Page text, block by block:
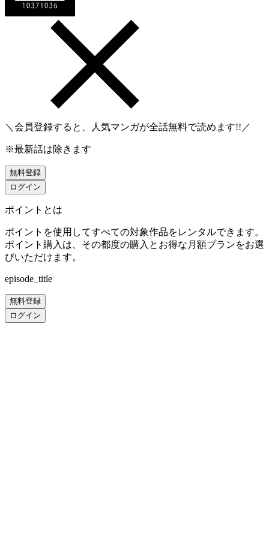
＼会員登録すると、人気マンガが全話無料で読めます!!／
※最新話は除きます
無料登録
ログイン
ポイントとは
ポイントを使用してすべての対象作品をレンタルできます。
ポイント購入は、その都度の購入とお得な月額プランをお選
びいただけます。
episode_title
無料登録
ログイン